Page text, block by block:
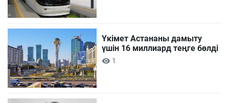
Үкімет Астананы дамыту
үшін 16 миллиард теңге бөлді
1